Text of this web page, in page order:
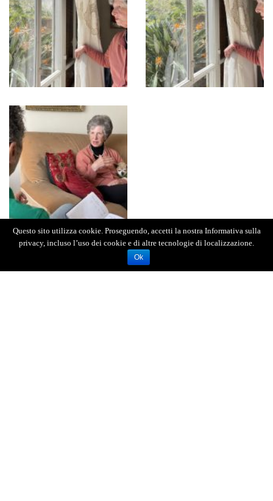
Questo sito utilizza cookie. Proseguendo, accetti la nostra Informativa sulla
privacy, incluso l’uso dei cookie e di altre tecnologie di localizzazione.
Ok